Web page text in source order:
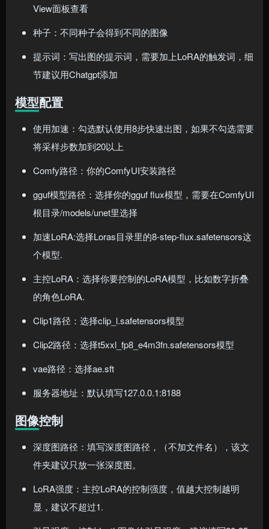
View面板查看
种子：不同种子会得到不同的图像
提示词：写出图的提示词，需要加上LoRA的触发词，细
节建议用Chatgpt添加
模型配置
使用加速：勾选默认使用8步快速出图，如果不勾选需要
将采样步数加到20以上
Comfy路径：你的ComfyUI安装路径
gguf模型路径：选择你的gguf flux模型，需要在ComfyUI
根目录/models/unet里选择
加速LoRA:选择Loras目录里的8-step-flux.safetensors这
个模型.
主控LoRA：选择你要控制的LoRA模型，比如数字折叠
的角色LoRA.
Clip1路径：选择clip_l.safetensors模型
Clip2路径：选择t5xxl_fp8_e4m3fn.safetensors模型
vae路径：选择ae.sft
服务器地址：默认填写127.0.0.1:8188
图像控制
深度图路径：填写深度图路径，（不加文件名），该文
件夹建议只放一张深度图。
LoRA强度：主控LoRA的控制强度，值越大控制越明
显，建议不超过1.